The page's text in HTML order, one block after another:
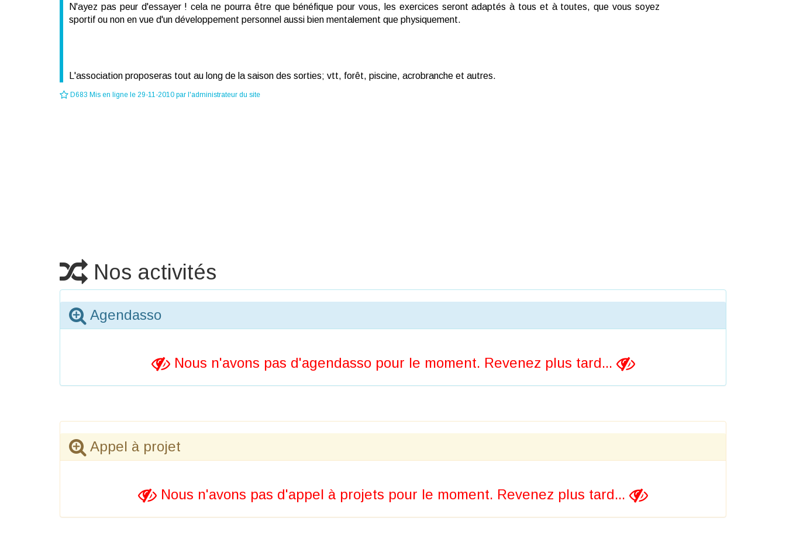
N'ayez pas peur d'essayer ! cela ne pourra être que bénéfique pour vous, les exercices seront adaptés à tous et à toutes, que vous soyez
sportif ou non en vue d'un développement personnel aussi bien mentalement que physiquement.
L'association proposeras tout au long de la saison des sorties; vtt, forêt, piscine, acrobranche et autres.
D683 Mis en ligne le 29-11-2010 par l'administrateur du site
Nos activités
Agendasso
Nous n'avons pas d'agendasso pour le moment. Revenez plus tard...
Appel à projet
Nous n'avons pas d'appel à projets pour le moment. Revenez plus tard...